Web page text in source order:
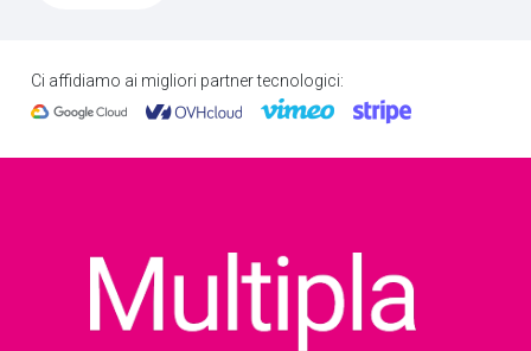
Ci affidiamo ai migliori partner tecnologici: